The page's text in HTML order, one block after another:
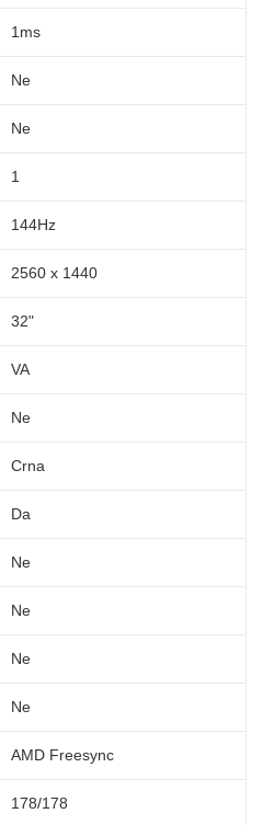
1ms
Ne
Ne
1
144Hz
2560 x 1440
32"
VA
Ne
Crna
Da
Ne
Ne
Ne
Ne
AMD Freesync
178/178